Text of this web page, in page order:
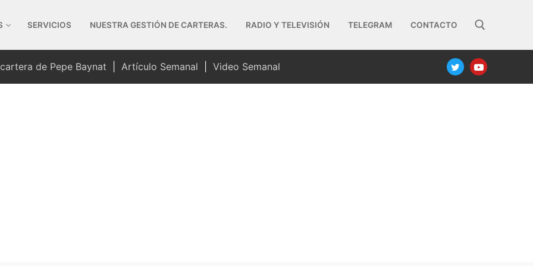
SERVICIOS NUESTRA GESTIÓN DE CARTERAS. RADIO Y TELEVISIÓN TELEGRAM CONTACTO
de Pepe Baynat Artículo Semanal Video Semanal